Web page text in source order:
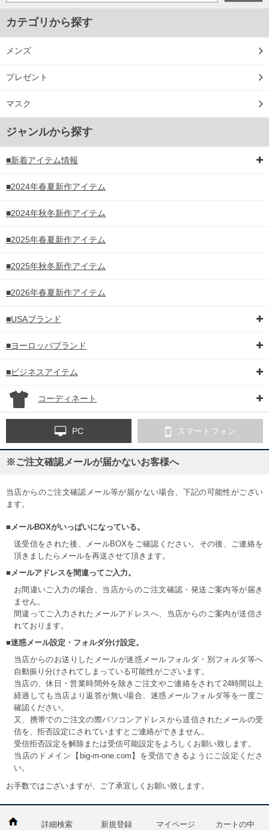
カテゴリから探す
メンズ
プレゼント
マスク
ジャンルから探す
■新着アイテム情報
■2024年春夏新作アイテム
■2024年秋冬新作アイテム
■2025年春夏新作アイテム
■2025年秋冬新作アイテム
■2026年春夏新作アイテム
■USAブランド
■ヨーロッパブランド
■ビジネスアイテム
コーディネート
PC スマートフォン
※ご注文確認メールが届かないお客様へ
当店からのご注文確認メール等が届かない場合、下記の可能性がござい
ます。
■メールBOXがいっぱいになっている。
送受信をされた後、メールBOXをご確認ください。その後、ご連絡を
頂きましたらメールを再送させて頂きます。
■メールアドレスを間違ってご入力。
お間違いご入力の場合、当店からのご注文確認・発送ご案内等が届き
ません。
間違ってご入力されたメールアドレスへ、当店からのご案内が送信さ
れております。
■迷惑メール設定・フォルダ分け設定。
当店からのお送りしたメールが迷惑メールフォルダ・別フォルダ等へ
自動振り分けされてしまっている可能性がございます。
当店の、休日・営業時間外を除きご注文やご連絡をされて24時間以上
経過しても当店より返答が無い場合、迷惑メールフォルダ等を一度ご
確認ください。
又、携帯でのご注文の際パソコンアドレスから送信されたメールの受
信を、拒否設定にされていますとご連絡ができません。
受信拒否設定を解除または受信可能設定をよろしくお願い致します。
当店のドメイン【big-m-one.com】を受信できるようにご設定くださ
い。
お手数ではございますが、ご了承宜しくお願い致します。
詳細検索 新規登録 マイページ カートの中